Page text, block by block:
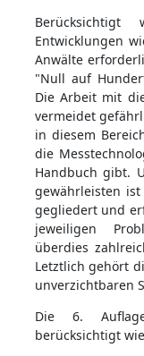
Entwicklungen
Anwälte
"Null auf
Die Arbeit mit
vermeidet
in diesem
die
Handbuch gibt.
gewährleisten
gegliedert und
jeweiligen
überdies
Letztlich gehört
unverzichtbaren
Die 6.
berücksichtigt